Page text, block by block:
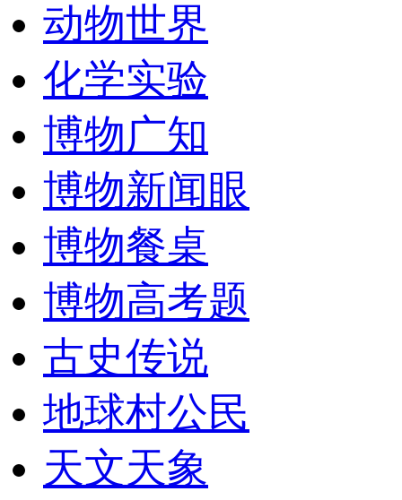
动物世界
化学实验
博物广知
博物新闻眼
博物餐桌
博物高考题
古史传说
地球村公民
天文天象